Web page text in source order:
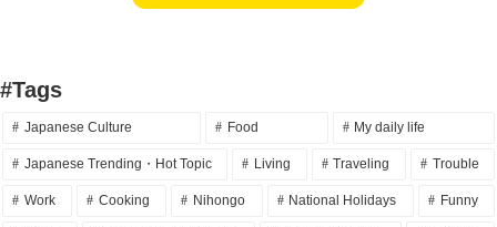
#Tags
Japanese Culture Food My daily life
Japanese Trending・Hot Topic Living Traveling Trouble
Work Cooking Nihongo National Holidays Funny